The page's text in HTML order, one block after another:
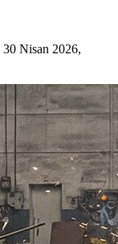
30 Nisan 2026,